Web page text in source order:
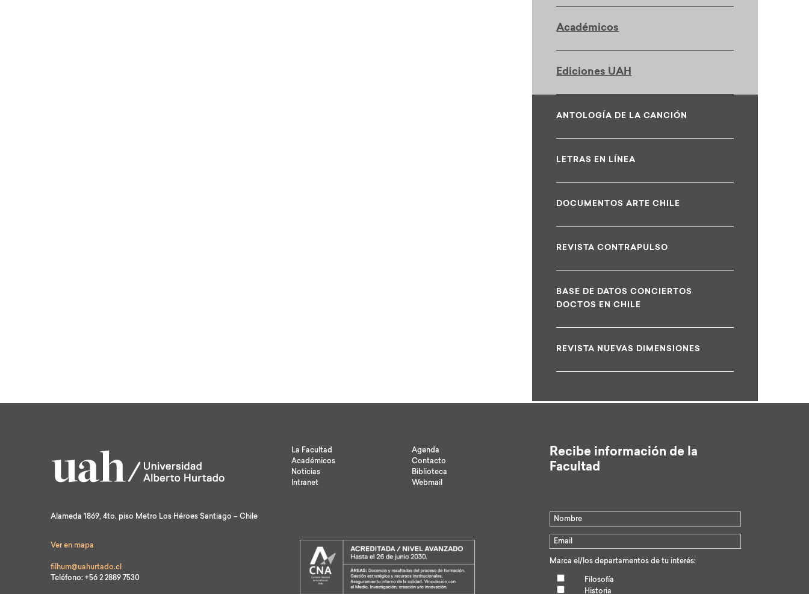
Académicos
Ediciones UAH
ANTOLOGÍA DE LA CANCIÓN
LETRAS EN LÍNEA
DOCUMENTOS ARTE CHILE
REVISTA CONTRAPULSO
BASE DE DATOS CONCIERTOS
DOCTOS EN CHILE
REVISTA NUEVAS DIMENSIONES
test
Alameda 1869, 4to. piso Metro Los Héroes Santiago – Chile
Ver en mapa
filhum@uahurtado.cl
Teléfono: +56 2 2889 7530
La Facultad
Académicos
Noticias
Intranet
Agenda
Contacto
Biblioteca
Webmail
Recibe información de la
Facultad
Marca el/los departamentos de tu interés:
Filosofía
Historia